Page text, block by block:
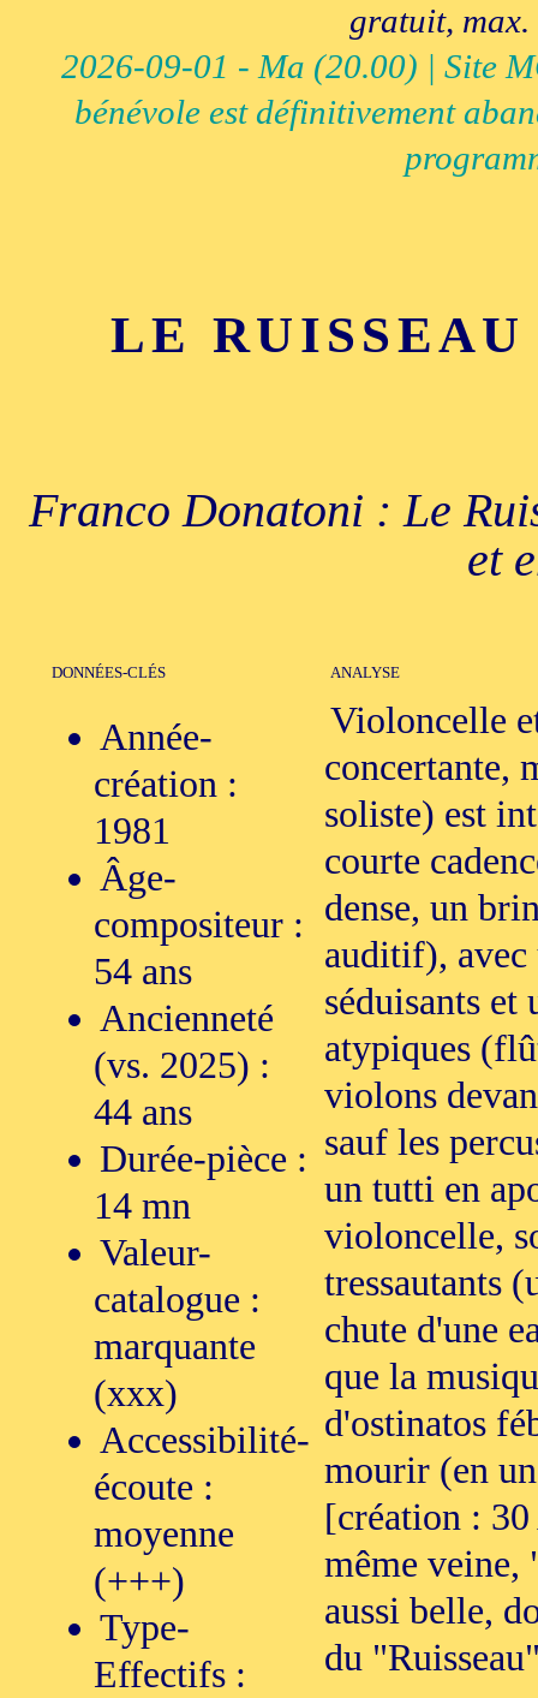
gratuit,
2026-09-01 - Ma (20.00) | Site
bénévole est définitivement
LE
Franco Donatoni : Le
et
DONNÉES-CLÉS ANALYSE
Année-
création :
1981
Âge-
compositeur :
54 ans
Ancienneté
(vs. 2025) :
44 ans
Durée-pièce :
14 mn
Valeur-
catalogue :
marquante
(xxx)
Accessibilité-
écoute :
moyenne
(+++)
Type-
Effectifs :
Violoncelle
concertante,
soliste) est
courte
dense, un
auditif), avec
séduisants et
atypiques
violons
sauf les
un tutti en
violoncelle,
tressautants
chute d'une
que la
d'ostinatos
mourir (en
[création :
même veine,
aussi belle,
du